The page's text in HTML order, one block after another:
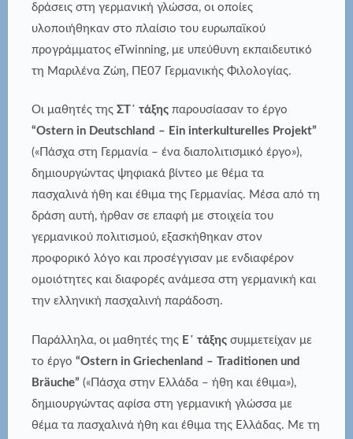
δράσεις στη γερμανική γλώσσα, οι οποίες
υλοποιήθηκαν στο πλαίσιο του ευρωπαϊκού
προγράμματος eTwinning, με υπεύθυνη εκπαιδευτικό
τη Μαριλένα Ζώη, ΠΕ07 Γερμανικής Φιλολογίας.
Οι μαθητές της ΣΤ΄ τάξης παρουσίασαν το έργο
“Ostern in Deutschland – Ein interkulturelles Projekt”
(«Πάσχα στη Γερμανία – ένα διαπολιτισμικό έργο»),
δημιουργώντας ψηφιακά βίντεο με θέμα τα
πασχαλινά ήθη και έθιμα της Γερμανίας. Μέσα από τη
δράση αυτή, ήρθαν σε επαφή με στοιχεία του
γερμανικού πολιτισμού, εξασκήθηκαν στον
προφορικό λόγο και προσέγγισαν με ενδιαφέρον
ομοιότητες και διαφορές ανάμεσα στη γερμανική και
την ελληνική πασχαλινή παράδοση.
Παράλληλα, οι μαθητές της Ε΄ τάξης συμμετείχαν με
το έργο “Ostern in Griechenland – Traditionen und
Bräuche” («Πάσχα στην Ελλάδα – ήθη και έθιμα»),
δημιουργώντας αφίσα στη γερμανική γλώσσα με
θέμα τα πασχαλινά ήθη και έθιμα της Ελλάδας. Με τη